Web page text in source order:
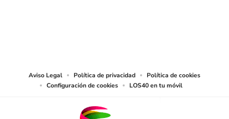
Aviso Legal Política de privacidad
Política de cookies
Configuración de cookies
LOS40 en tu móvil